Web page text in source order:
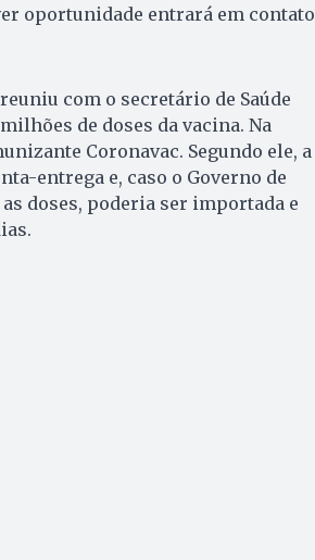
oportunidade entrará em contato
com o secretário de Saúde
de doses da vacina. Na
Coronavac. Segundo ele, a
entrega e, caso o Governo de
doses, poderia ser importada e